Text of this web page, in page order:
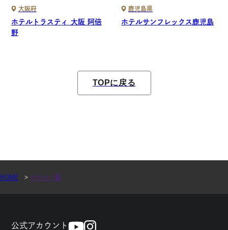
大阪府
ホテルトラスティ 大阪 阿倍
野
鹿児島県
ホテルサンフレックス鹿児島
TOPに戻る
TOPに戻る
HOME ホテル一覧
公式アカウント